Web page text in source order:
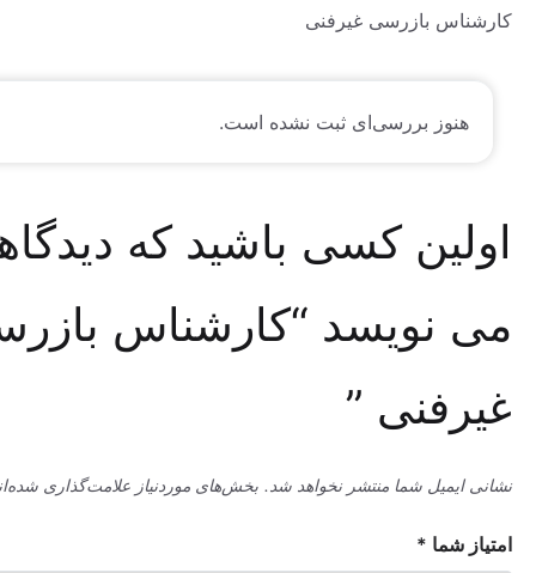
بازرسی غیرفنی
بررسی‌ای ثبت نشده است.
کسی باشید که دیدگاهی
“کارشناس بازرسی
‏”
شما منتشر نخواهد شد. بخش‌های موردنیاز علامت‌گذاری شده‌اند*
*